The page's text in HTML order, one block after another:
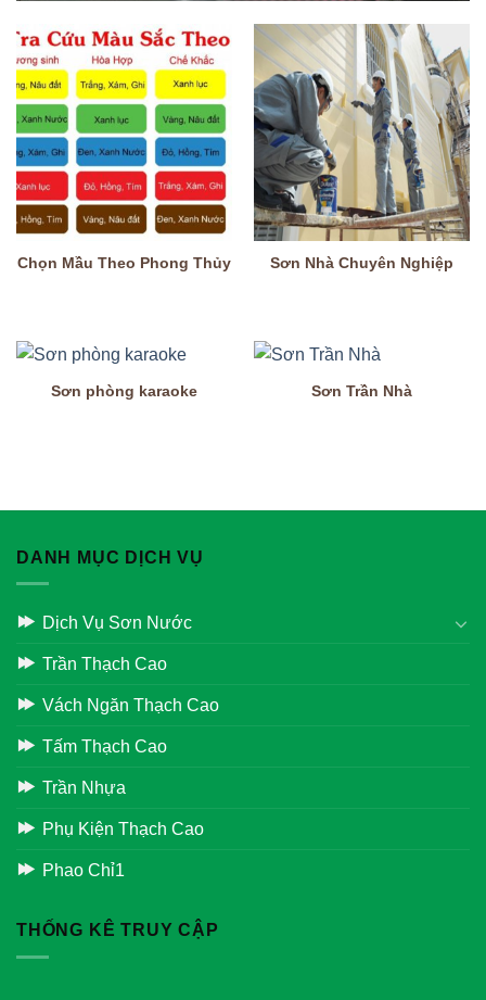
Chọn Mầu Theo Phong Thủy Sơn Nhà Chuyên Nghiệp
Sơn phòng karaoke Sơn Trần Nhà
DANH MỤC DỊCH VỤ
Dịch Vụ Sơn Nước
Trần Thạch Cao
Vách Ngăn Thạch Cao
Tấm Thạch Cao
Trần Nhựa
Phụ Kiện Thạch Cao
Phao Chỉ1
THỐNG KÊ TRUY CẬP